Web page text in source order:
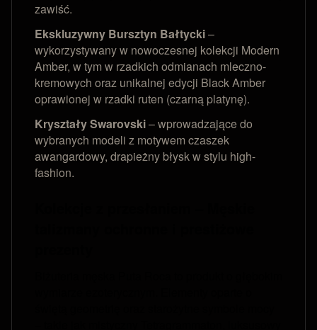
zawiść.
Ekskluzywny Bursztyn Bałtycki–
wykorzystywany w nowoczesnej kolekcji Modern
Amber, w tym w rzadkich odmianach mleczno-
kremowych oraz unikalnej edycji Black Amber
oprawionej w rzadki ruten (czarną platynę).
Kryształy Swarovski– wprowadzające do
wybranych modeli z motywem czaszek
awangardowy, drapieżny błysk w stylu high-
fashion.